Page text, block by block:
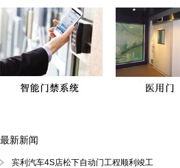
最新新闻
宾利汽车4S店松下自动门工程顺利竣工